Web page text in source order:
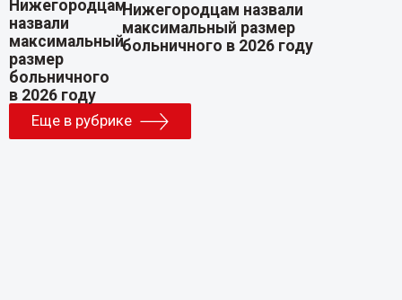
Нижегородцам назвали
максимальный размер
больничного в 2026 году
Еще в рубрике